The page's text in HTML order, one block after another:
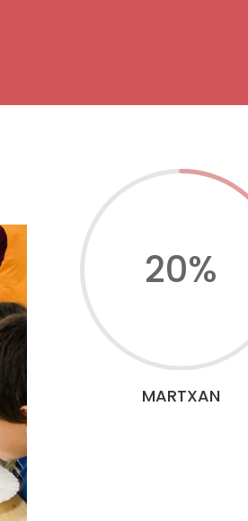
20%
MARTXAN